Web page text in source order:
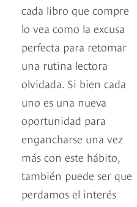
cada libro que compre
lo vea como la excusa
perfecta para retomar
una rutina lectora
olvidada. Si bien cada
uno es una nueva
oportunidad para
engancharse una vez
más con este hábito,
también puede ser que
perdamos el interés